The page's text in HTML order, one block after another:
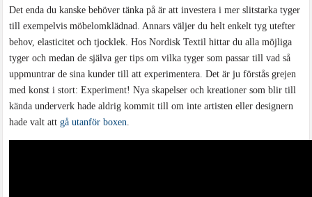
Det enda du kanske behöver tänka på är att investera i mer slitstarka tyger
till exempelvis möbelomklädnad. Annars väljer du helt enkelt tyg utefter
behov, elasticitet och tjocklek. Hos Nordisk Textil hittar du alla möjliga
tyger och medan de själva ger tips om vilka tyger som passar till vad så
uppmuntrar de sina kunder till att experimentera. Det är ju förstås grejen
med konst i stort: Experiment! Nya skapelser och kreationer som blir till
kända underverk hade aldrig kommit till om inte artisten eller designern
hade valt attgå utanför boxen